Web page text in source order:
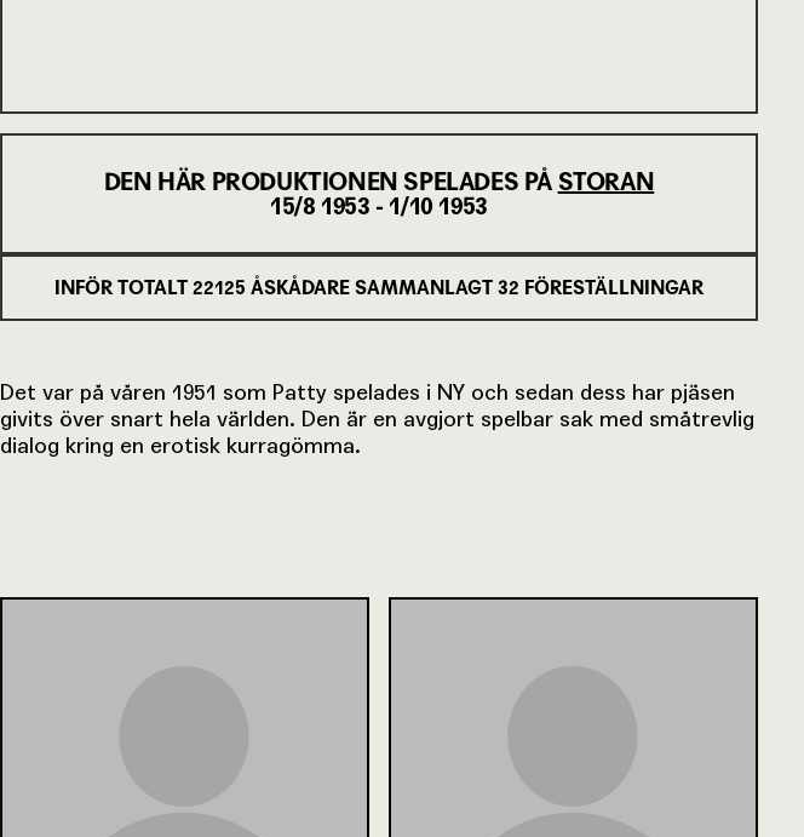
DEN HÄR PRODUKTIONEN SPELADES PÅ STORAN
15/8 1953 - 1/10 1953
INFÖR TOTALT 22125 ÅSKÅDARE SAMMANLAGT 32 FÖRESTÄLLNINGAR
Det var på våren 1951 som Patty spelades i NY och sedan dess har pjäsen
givits över snart hela världen. Den är en avgjort spelbar sak med småtrevlig
dialog kring en erotisk kurragömma.